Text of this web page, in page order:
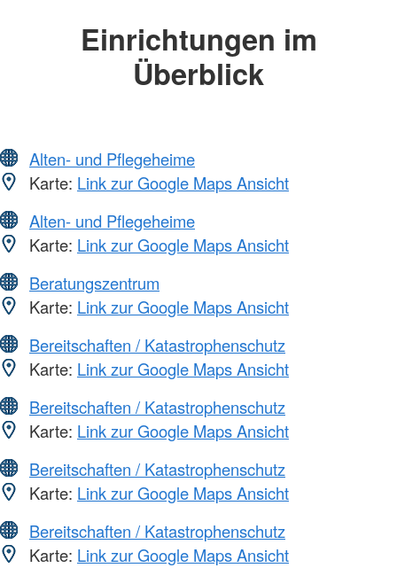
Einrichtungen im
Überblick
Alten- und Pflegeheime
Karte: Link zur Google Maps Ansicht
Alten- und Pflegeheime
Karte: Link zur Google Maps Ansicht
Beratungszentrum
Karte: Link zur Google Maps Ansicht
Bereitschaften / Katastrophenschutz
Karte: Link zur Google Maps Ansicht
Bereitschaften / Katastrophenschutz
Karte: Link zur Google Maps Ansicht
Bereitschaften / Katastrophenschutz
Karte: Link zur Google Maps Ansicht
Bereitschaften / Katastrophenschutz
Karte: Link zur Google Maps Ansicht